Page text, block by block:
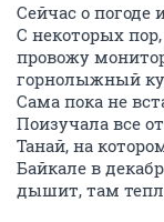
Сейчас о погоде
С некоторых
провожу
горнолыжный
Сама пока не
Поизучала все
Танай, на
Байкале в
дышит, там